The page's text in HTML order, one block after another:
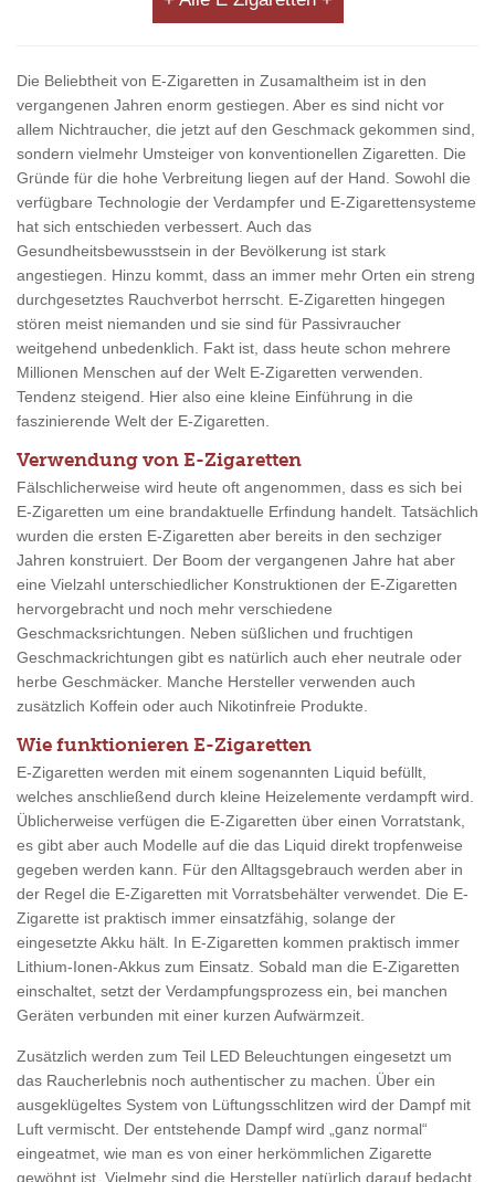
Die Beliebtheit von E-Zigaretten in Zusamaltheim ist in den
vergangenen Jahren enorm gestiegen. Aber es sind nicht vor
allem Nichtraucher, die jetzt auf den Geschmack gekommen sind,
sondern vielmehr Umsteiger von konventionellen Zigaretten. Die
Gründe für die hohe Verbreitung liegen auf der Hand. Sowohl die
verfügbare Technologie der Verdampfer und E-Zigarettensysteme
hat sich entschieden verbessert. Auch das
Gesundheitsbewusstsein in der Bevölkerung ist stark
angestiegen. Hinzu kommt, dass an immer mehr Orten ein streng
durchgesetztes Rauchverbot herrscht. E-Zigaretten hingegen
stören meist niemanden und sie sind für Passivraucher
weitgehend unbedenklich. Fakt ist, dass heute schon mehrere
Millionen Menschen auf der Welt E-Zigaretten verwenden.
Tendenz steigend. Hier also eine kleine Einführung in die
faszinierende Welt der E-Zigaretten.
Verwendung von E-Zigaretten
Fälschlicherweise wird heute oft angenommen, dass es sich bei
E-Zigaretten um eine brandaktuelle Erfindung handelt. Tatsächlich
wurden die ersten E-Zigaretten aber bereits in den sechziger
Jahren konstruiert. Der Boom der vergangenen Jahre hat aber
eine Vielzahl unterschiedlicher Konstruktionen der E-Zigaretten
hervorgebracht und noch mehr verschiedene
Geschmacksrichtungen. Neben süßlichen und fruchtigen
Geschmackrichtungen gibt es natürlich auch eher neutrale oder
herbe Geschmäcker. Manche Hersteller verwenden auch
zusätzlich Koffein oder auch Nikotinfreie Produkte.
Wie funktionieren E-Zigaretten
E-Zigaretten werden mit einem sogenannten Liquid befüllt,
welches anschließend durch kleine Heizelemente verdampft wird.
Üblicherweise verfügen die E-Zigaretten über einen Vorratstank,
es gibt aber auch Modelle auf die das Liquid direkt tropfenweise
gegeben werden kann. Für den Alltagsgebrauch werden aber in
der Regel die E-Zigaretten mit Vorratsbehälter verwendet. Die E-
Zigarette ist praktisch immer einsatzfähig, solange der
eingesetzte Akku hält. In E-Zigaretten kommen praktisch immer
Lithium-Ionen-Akkus zum Einsatz. Sobald man die E-Zigaretten
einschaltet, setzt der Verdampfungsprozess ein, bei manchen
Geräten verbunden mit einer kurzen Aufwärmzeit.
Zusätzlich werden zum Teil LED Beleuchtungen eingesetzt um
das Raucherlebnis noch authentischer zu machen. Über ein
ausgeklügeltes System von Lüftungsschlitzen wird der Dampf mit
Luft vermischt. Der entstehende Dampf wird „ganz normal“
eingeatmet, wie man es von einer herkömmlichen Zigarette
gewöhnt ist. Vielmehr sind die Hersteller natürlich darauf bedacht,